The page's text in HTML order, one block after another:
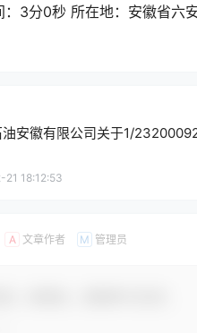
：3分0秒 所在地：安徽省六
油安徽有限公司关于1/
18:12:53
A 文章作者 M 管理员